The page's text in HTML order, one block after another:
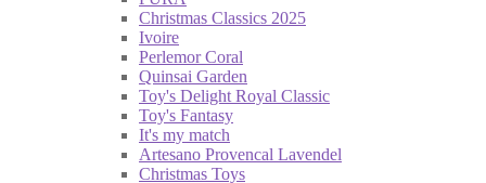
Christmas Classics 2025
Ivoire
Perlemor Coral
Quinsai Garden
Toy's Delight Royal Classic
Toy's Fantasy
It's my match
Artesano Provencal Lavendel
Christmas Toys